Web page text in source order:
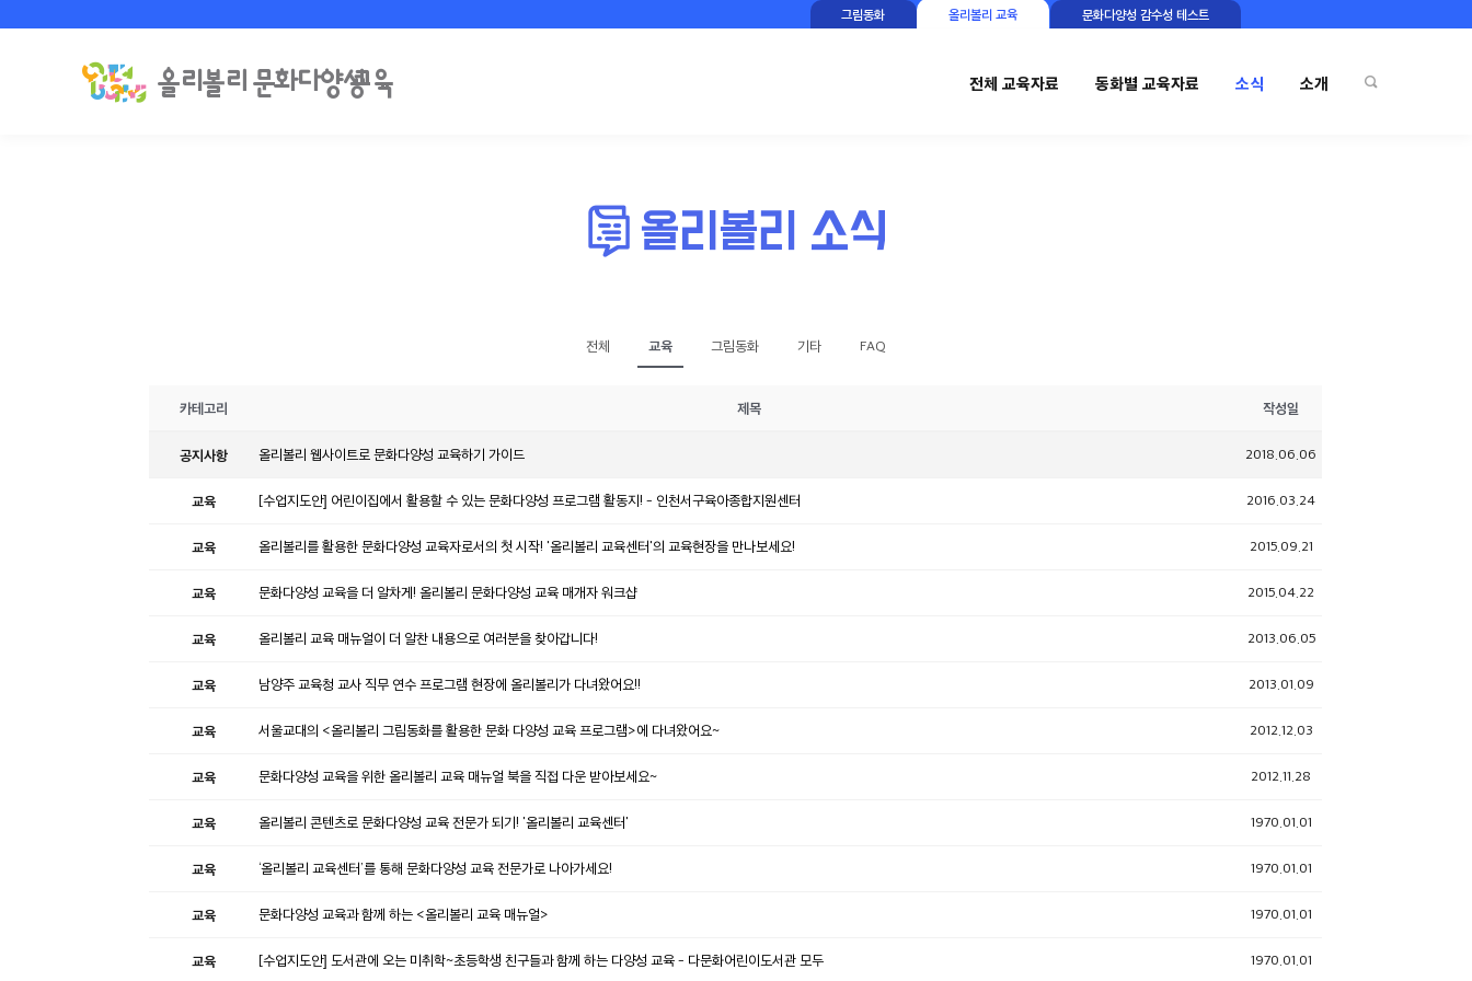
그림동화 올리볼리 교육 문화다양성 감수성 테스트
전체 교육자료 동화별 교육자료 소식 소개
전체 교육 그림동화 기타 FAQ
카테고리 제목 작성일
공지사항 올리볼리 웹사이트로 문화다양성 교육하기 가이드 2018.06.06
교육 [수업지도안] 어린이집에서 활용할 수 있는 문화다양성 프로그램 활동지! - 인천서구육아종합지원센터 2016.03.24
교육 올리볼리를 활용한 문화다양성 교육자로서의 첫 시작! '올리볼리 교육센터'의 교육현장을 만나보세요! 2015.09.21
교육 문화다양성 교육을 더 알차게! 올리볼리 문화다양성 교육 매개자 워크샵 2015.04.22
교육 올리볼리 교육 매뉴얼이 더 알찬 내용으로 여러분을 찾아갑니다! 2013.06.05
교육 남양주 교육청 교사 직무 연수 프로그램 현장에 올리볼리가 다녀왔어요!! 2013.01.09
교육 서울교대의 <올리볼리 그림동화를 활용한 문화 다양성 교육 프로그램>에 다녀왔어요~ 2012.12.03
교육 문화다양성 교육을 위한 올리볼리 교육 매뉴얼 북을 직접 다운 받아보세요~ 2012.11.28
교육 올리볼리 콘텐츠로 문화다양성 교육 전문가 되기! '올리볼리 교육센터' 1970.01.01
교육 ‘올리볼리 교육센터’를 통해 문화다양성 교육 전문가로 나아가세요! 1970.01.01
교육 문화다양성 교육과 함께 하는 <올리볼리 교육 매뉴얼> 1970.01.01
교육 [수업지도안] 도서관에 오는 미취학~초등학생 친구들과 함께 하는 다양성 교육 - 다문화어린이도서관 모두 1970.01.01